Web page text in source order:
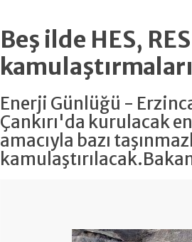
Beş ilde HES,
kamulaştırmaları
Enerji Günlüğü -
Çankırı'da kurulacak
amacıyla bazı